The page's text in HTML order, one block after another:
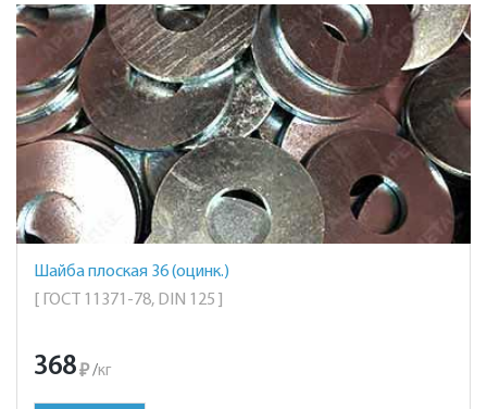
Шайба плоская 36 (оцинк.)
[ ГОСТ 11371-78, DIN 125 ]
368₽ /кг